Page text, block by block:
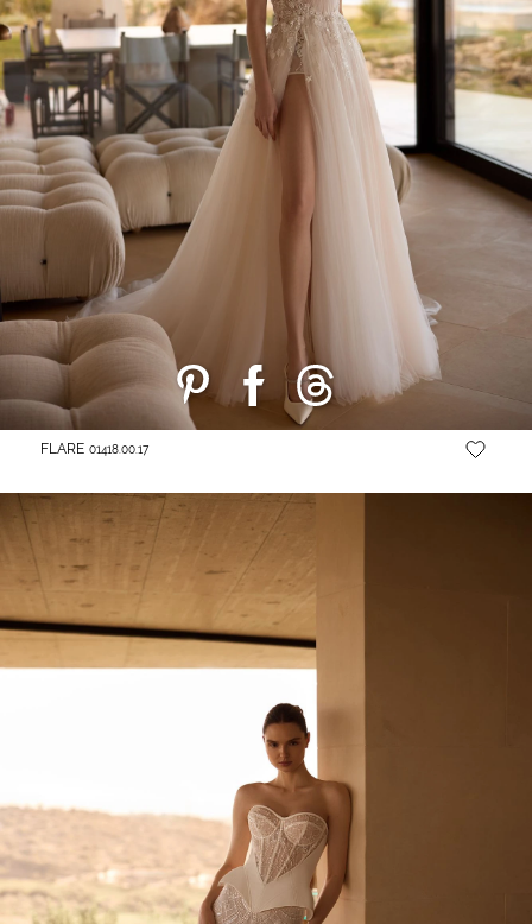
FLARE 01418.00.17